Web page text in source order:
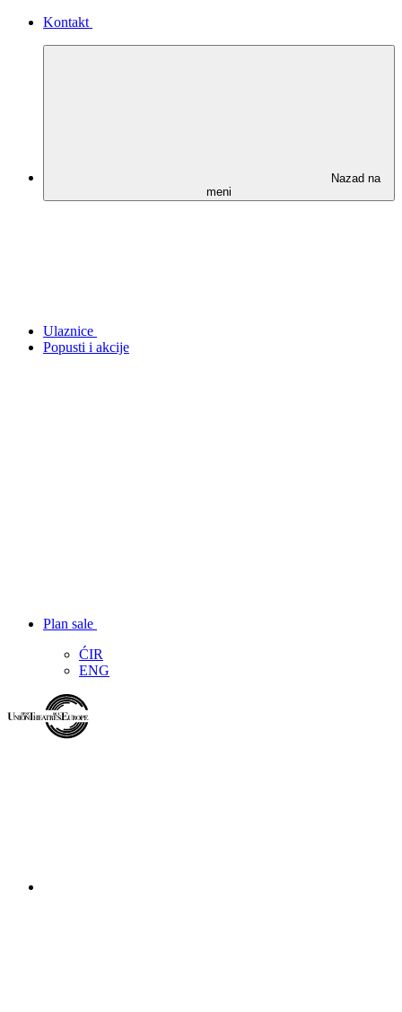
Kontakt
Nazad na
meni
Ulaznice
Popusti i akcije
Plan sale
ĆIR
ENG